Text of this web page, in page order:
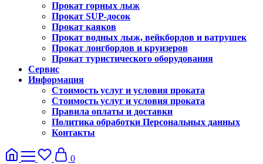
Прокат горных лыж
Прокат SUP-досок
Прокат каяков
Прокат водных лыж, вейкбордов и ватрушек
Прокат лонгбордов и круизеров
Прокат туристического оборудования
Сервис
Информация
Стоимость услуг и условия проката
Стоимость услуг и условия проката
Правила оплаты и доставки
Политика обработки Персональных данных
Контакты
0